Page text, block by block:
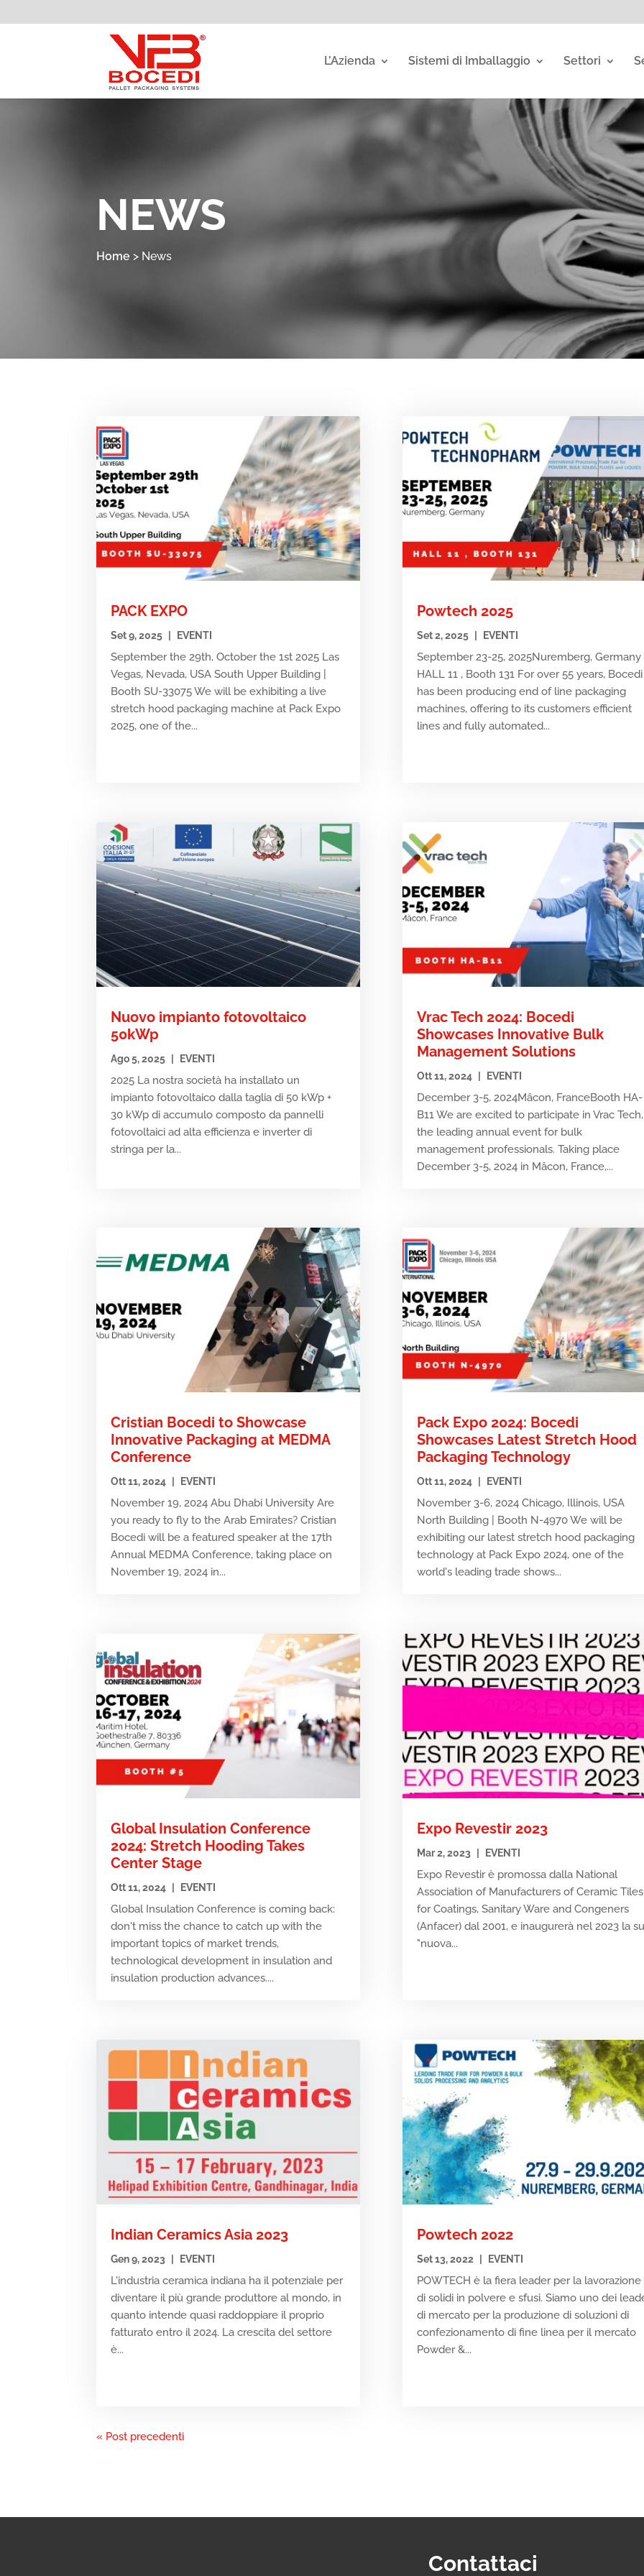
L’Azienda Sistemi di Imballaggio Settori
NEWS
Home > News
PACK EXPO
Set 9, 2025 EVENTI
September the 29th, October the 1st 2025 Las
Vegas, Nevada, USA South Upper Building |
Booth SU-33075 We will be exhibiting a live
stretch hood packaging machine at Pack Expo
2025, one of the...
Nuovo impianto fotovoltaico
50kWp
Ago 5, 2025 | EVENTI
2025 La nostra società ha installato un
impianto fotovoltaico dalla taglia di 50 kWp +
30 kWp di accumulo composto da pannelli
fotovoltaici ad alta efficienza e inverter di
stringa per la...
Cristian Bocedi to Showcase
Innovative Packaging at MEDMA
Conference
Ott 11, 2024 EVENTI
November 19, 2024 Abu Dhabi University Are
you ready to fly to the Arab Emirates? Cristian
Bocedi will be a featured speaker at the 17th
Annual MEDMA Conference, taking place on
November 19, 2024 in...
Global Insulation Conference
2024: Stretch Hooding Takes
Center Stage
Ott 11, 2024 EVENTI
Global Insulation Conference is coming back:
don't miss the chance to catch up with the
important topics of market trends,
technological development in insulation and
insulation production advances....
Indian Ceramics Asia 2023
Gen 9, 2023 EVENTI
L'industria ceramica indiana ha il potenziale per
diventare il più grande produttore al mondo, in
quanto intende quasi raddoppiare il proprio
fatturato entro il 2024. La crescita del settore
è...
Powtech 2025
Set 2, 2025 EVENTI
September 23-25, 2025Nuremberg, Germany
HALL 11 , Booth 131 For over 55 years, Bocedi
has been producing end of line packaging
machines, offering to its customers efficient
lines and fully automated...
Vrac Tech 2024: Bocedi
Showcases Innovative Bulk
Management Solutions
Ott 11, 2024 | EVENTI
December 3-5, 2024Mâcon, FranceBooth HA-
B11 We are excited to participate in Vrac Tech,
the leading annual event for bulk
management professionals. Taking place
December 3-5, 2024 in Mâcon, France,...
Pack Expo 2024: Bocedi
Showcases Latest Stretch Hood
Packaging Technology
Ott 11, 2024 EVENTI
November 3-6, 2024 Chicago, Illinois, USA
North Building | Booth N-4970 We will be
exhibiting our latest stretch hood packaging
technology at Pack Expo 2024, one of the
world's leading trade shows...
Expo Revestir 2023
Mar 2, 2023 EVENTI
Expo Revestir è promossa dalla National
Association of Manufacturers of Ceramic Tiles
for Coatings, Sanitary Ware and Congeners
(Anfacer) dal 2001, e inaugurerà nel 2023 la
"nuova...
Powtech 2022
Set 13, 2022 EVENTI
POWTECH è la fiera leader per la lavorazione
di solidi in polvere e sfusi. Siamo uno dei
di mercato per la produzione di soluzioni di
confezionamento di fine linea per il mercato
Powder &...
« Post precedenti
Contattaci